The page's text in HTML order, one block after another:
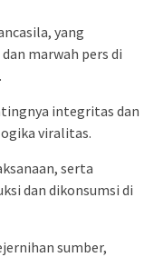
yang
marwah pers di
integritas dan
viralitas.
serta
dan dikonsumsi di
sumber,